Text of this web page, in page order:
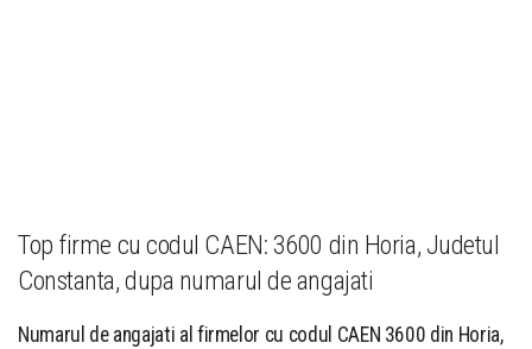
Top firme cu codul CAEN: 3600 din Horia, Judetul
Constanta, dupa numarul de angajati
Numarul de angajati al firmelor cu codul CAEN 3600 din Horia,